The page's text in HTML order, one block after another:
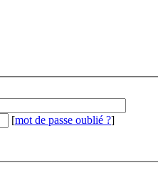
[mot de passe oublié ?]